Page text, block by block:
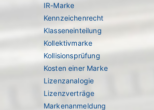
IR-Marke
Kennzeichenrecht
Klasseneinteilung
Kollektivmarke
Kollisionsprüfung
Kosten einer Marke
Lizenzanalogie
Lizenzverträge
Markenanmeldung